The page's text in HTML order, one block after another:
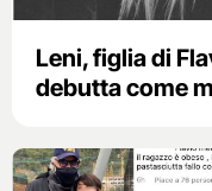
Leni, figlia di
debutta come